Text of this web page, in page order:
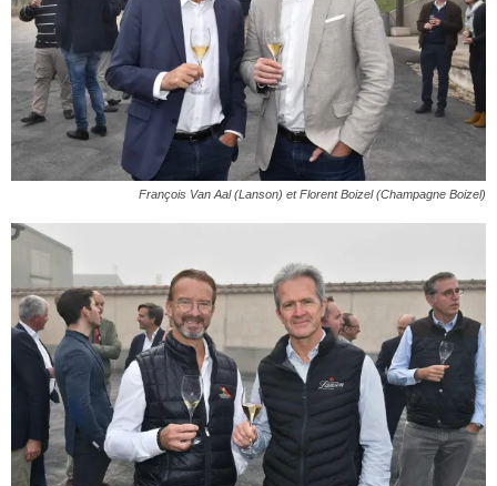
François Van Aal (Lanson) et Florent Boizel (Champagne Boizel)